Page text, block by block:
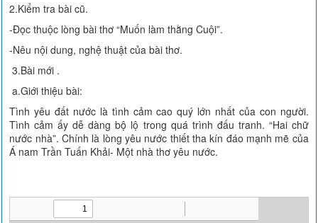
2.Kiểm tra bài cũ.
-Đọc thuộc lòng bài thơ “Muốn làm thằng Cuội”.
-Nêu nội dung, nghệ thuật của bài thơ.
3.Bài mới .
a.Giới thiệu bài:
Tình yêu đất nước là tình cảm cao quý lớn nhất của con người.
Tình cảm ấy dễ dàng bộ lộ trong quá trình đấu tranh. “Hai chữ
nước nhà”. Chính là lòng yêu nước thiết tha kín đáo mạnh mẽ của
Á nam Trần Tuấn Khải- Một nhà thơ yêu nước.